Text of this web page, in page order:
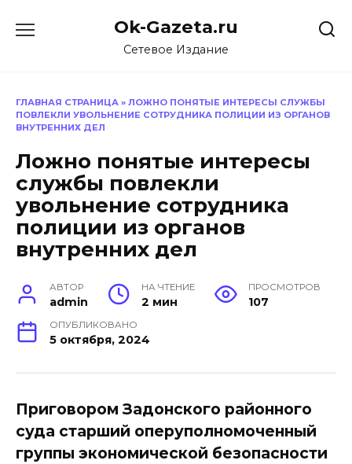
Ok-Gazeta.ru
Сетевое Издание
ГЛАВНАЯ СТРАНИЦА » ЛОЖНО ПОНЯТЫЕ ИНТЕРЕСЫ СЛУЖБЫ
ПОВЛЕКЛИ УВОЛЬНЕНИЕ СОТРУДНИКА ПОЛИЦИИ ИЗ ОРГАНОВ
ВНУТРЕННИХ ДЕЛ
Ложно понятые интересы
службы повлекли
увольнение сотрудника
полиции из органов
внутренних дел
АВТОР
admin
НА ЧТЕНИЕ
2 мин
ПРОСМОТРОВ
107
ОПУБЛИКОВАНО
5 октября, 2024
Приговором Задонского районного
суда старший оперуполномоченный
группы экономической безопасности